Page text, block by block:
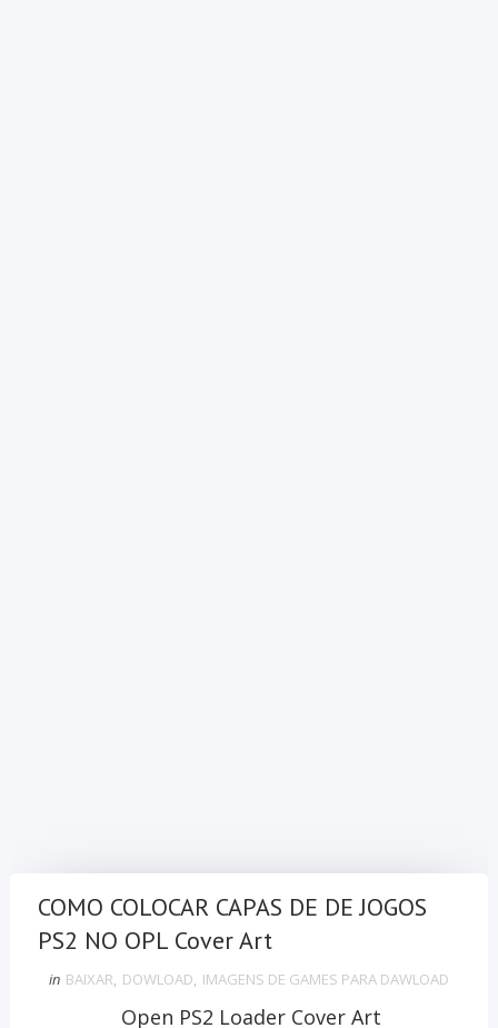
COMO COLOCAR CAPAS DE DE JOGOS
PS2 NO OPL Cover Art
in BAIXAR, DOWLOAD, IMAGENS DE GAMES PARA DAWLOAD
Open PS2 Loader Cover Art